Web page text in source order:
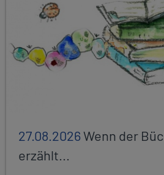
27.08.2026Wenn der
erzählt...